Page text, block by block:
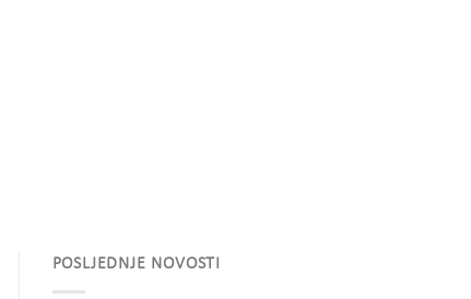
POSLJEDNJE NOVOSTI